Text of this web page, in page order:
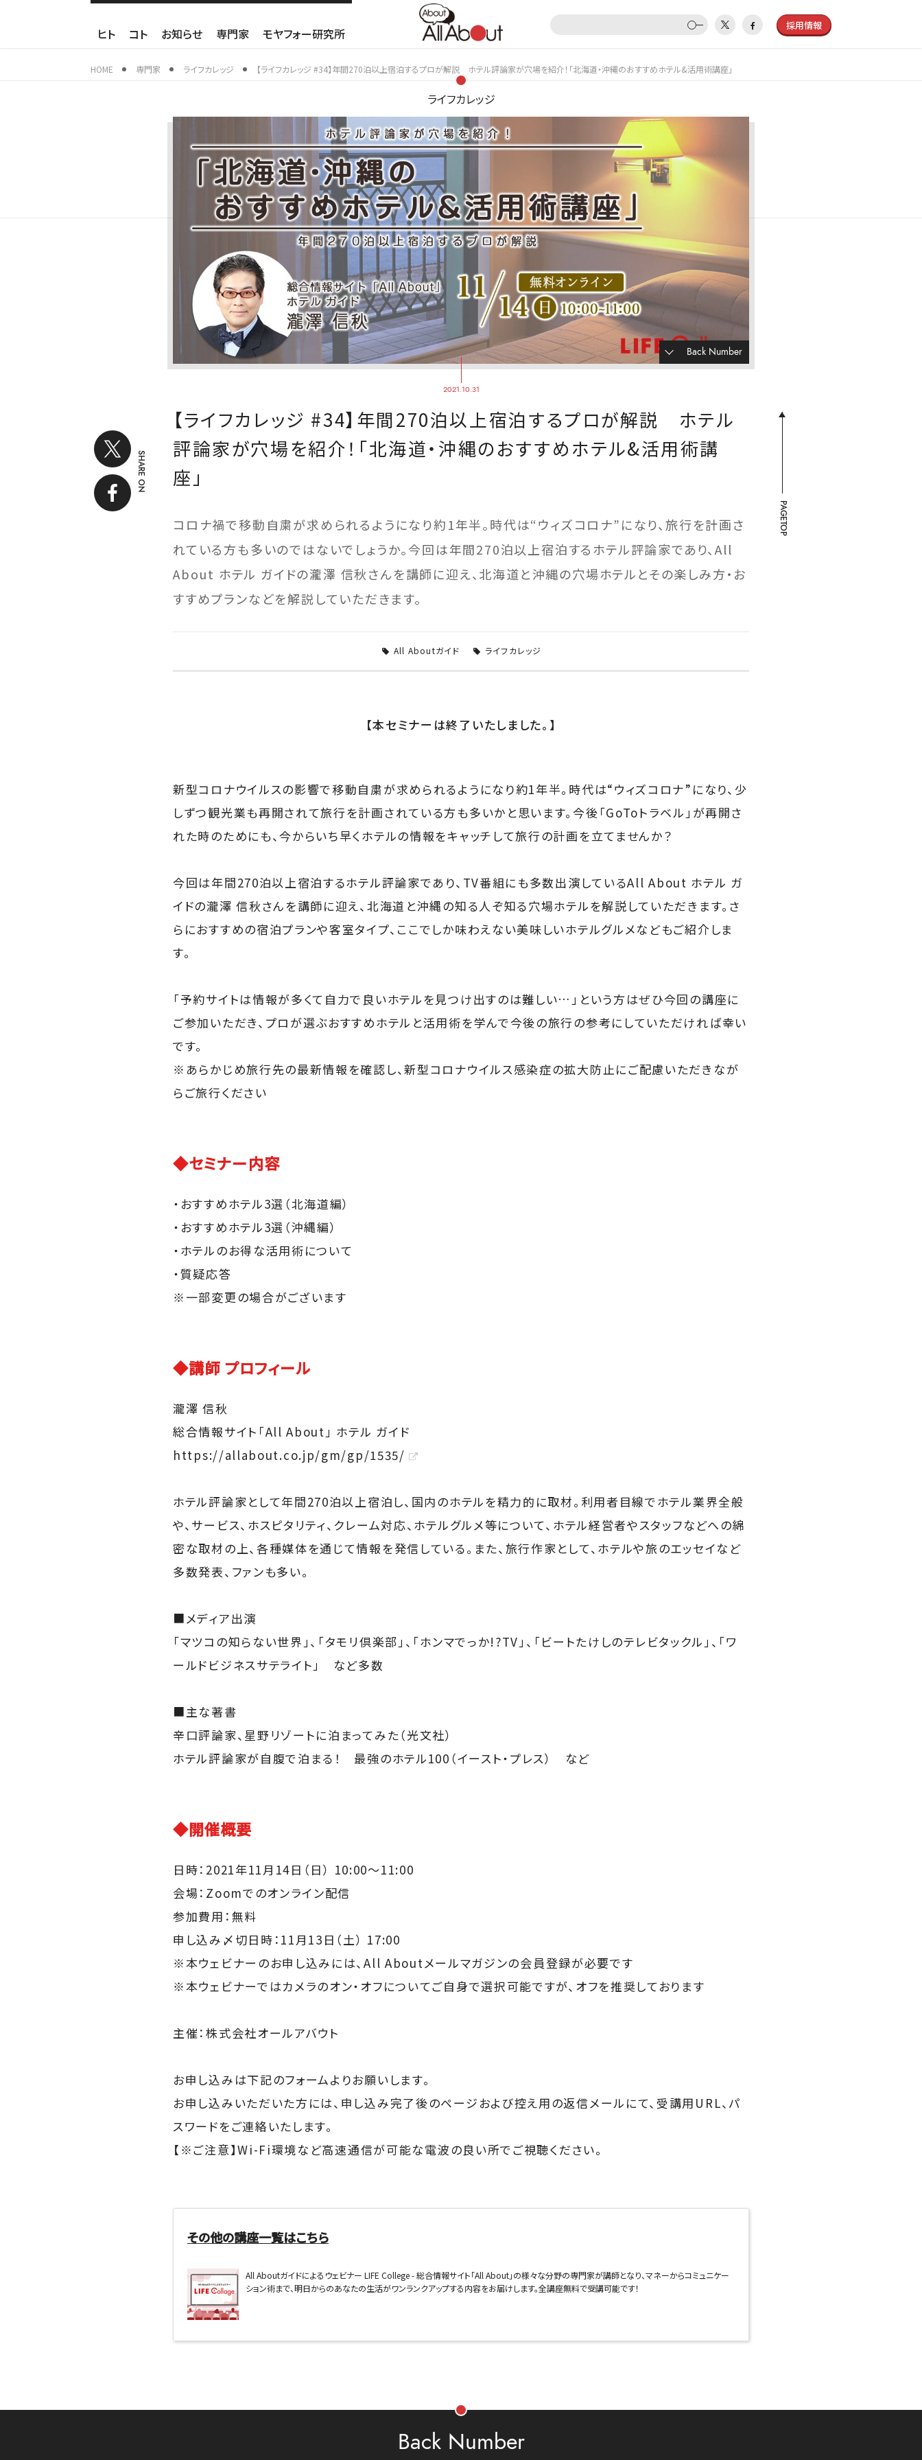
ヒト コト お知らせ 専門家 モヤフォー研究所
採用情報
HOME 専門家 ライフカレッジ 【ライフカレッジ #34】年間270泊以上宿泊するプロが解説 ホテル評論家が穴場を紹介！「北海道・沖縄のおすすめホテル&活用術講座」
ライフカレッジ
Back Number
2021.10.31
SHARE ON
【ライフカレッジ #34】年間270泊以上宿泊するプロが解説 ホテル
評論家が穴場を紹介！「北海道・沖縄のおすすめホテル&活用術講
座」
コロナ禍で移動自粛が求められるようになり約1年半。時代は“ウィズコロナ”になり、旅行を計画さ
れている方も多いのではないでしょうか。今回は年間270泊以上宿泊するホテル評論家であり、All
About ホテル ガイドの瀧澤 信秋さんを講師に迎え、北海道と沖縄の穴場ホテルとその楽しみ方・お
すすめプランなどを解説していただきます。
All Aboutガイド ライフカレッジ
【本セミナーは終了いたしました。】
新型コロナウイルスの影響で移動自粛が求められるようになり約1年半。時代は“ウィズコロナ”になり、少
しずつ観光業も再開されて旅行を計画されている方も多いかと思います。今後「GoToトラベル」が再開さ
れた時のためにも、今からいち早くホテルの情報をキャッチして旅行の計画を立てませんか？
今回は年間270泊以上宿泊するホテル評論家であり、TV番組にも多数出演しているAll About ホテル ガ
イドの瀧澤 信秋さんを講師に迎え、北海道と沖縄の知る人ぞ知る穴場ホテルを解説していただきます。さ
らにおすすめの宿泊プランや客室タイプ、ここでしか味わえない美味しいホテルグルメなどもご紹介しま
す。
「予約サイトは情報が多くて自力で良いホテルを見つけ出すのは難しい…」という方はぜひ今回の講座に
ご参加いただき、プロが選ぶおすすめホテルと活用術を学んで今後の旅行の参考にしていただければ幸い
です。
※あらかじめ旅行先の最新情報を確認し、新型コロナウイルス感染症の拡大防止にご配慮いただきなが
らご旅行ください
◆セミナー内容
・おすすめホテル3選（北海道編）
・おすすめホテル3選（沖縄編）
・ホテルのお得な活用術について
・質疑応答
※一部変更の場合がございます
◆講師 プロフィール
瀧澤 信秋
総合情報サイト「All About」 ホテル ガイド
https://allabout.co.jp/gm/gp/1535/
ホテル評論家として年間270泊以上宿泊し、国内のホテルを精力的に取材。利用者目線でホテル業界全般
や、サービス、ホスピタリティ、クレーム対応、ホテルグルメ等について、ホテル経営者やスタッフなどへの綿
密な取材の上、各種媒体を通じて情報を発信している。また、旅行作家として、ホテルや旅のエッセイなど
多数発表、ファンも多い。
■メディア出演
「マツコの知らない世界」、「タモリ倶楽部」、「ホンマでっか!?TV」、「ビートたけしのテレビタックル」、「ワ
ールドビジネスサテライト」 など多数
■主な著書
辛口評論家、星野リゾートに泊まってみた（光文社）
ホテル評論家が自腹で泊まる！ 最強のホテル100（イースト・プレス） など
◆開催概要
日時：2021年11月14日（日） 10:00～11:00
会場：Zoomでのオンライン配信
参加費用：無料
申し込み〆切日時：11月13日（土） 17:00
※本ウェビナーのお申し込みには、All Aboutメールマガジンの会員登録が必要です
※本ウェビナーではカメラのオン・オフについてご自身で選択可能ですが、オフを推奨しております
主催：株式会社オールアバウト
お申し込みは下記のフォームよりお願いします。
お申し込みいただいた方には、申し込み完了後のページおよび控え用の返信メールにて、受講用URL、パ
スワードをご連絡いたします。
【※ご注意】Wi-Fi環境など高速通信が可能な電波の良い所でご視聴ください。
その他の講座一覧はこちら
All Aboutガイドによるウェビナー LIFE College - 総合情報サイト「All About」の様々な分野の専門家が講師となり、マネーからコミュニケー
ション術まで、明日からのあなたの生活がワンランクアップする内容をお届けします。全講座無料で受講可能です！
PAGETOP
Back Number